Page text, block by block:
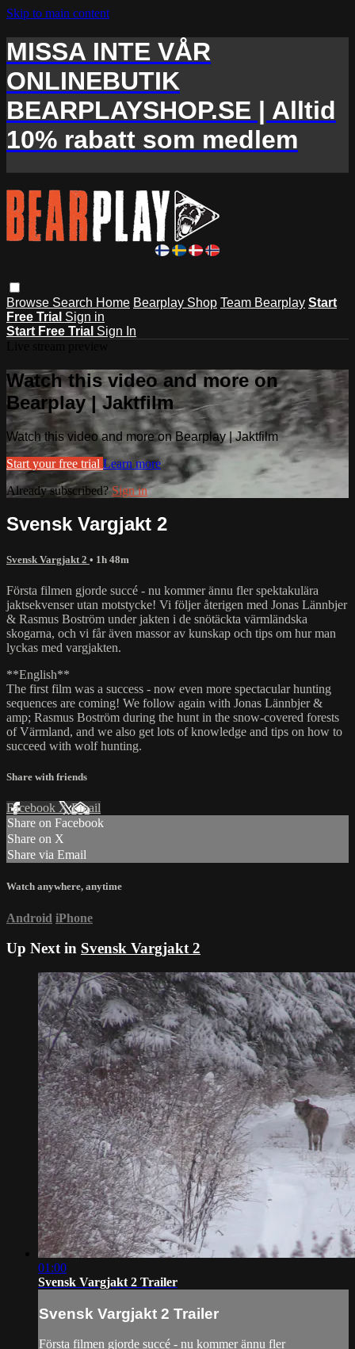
Skip to main content
MISSA INTE VÅR
ONLINEBUTIK
BEARPLAYSHOP.SE | Alltid
10% rabatt som medlem
Browse Search Home Bearplay Shop Team Bearplay Start
Free Trial Sign in
Start Free Trial Sign In
Watch this video and more on
Bearplay | Jaktfilm
Watch this video and more on Bearplay | Jaktfilm
Start your free trial Learn more
Already subscribed?Sign in
Svensk Vargjakt 2
Svensk Vargjakt 2 • 1h 48m
Första filmen gjorde succé - nu kommer ännu fler spektakulära
jaktsekvenser utan motstycke! Vi följer återigen med Jonas Lännbjer
& Rasmus Boström under jakten i de snötäckta värmländska
skogarna, och vi får även massor av kunskap och tips om hur man
lyckas med vargjakten.
**English**
The first film was a success - now even more spectacular hunting
sequences are coming! We follow again with Jonas Lännbjer &
amp; Rasmus Boström during the hunt in the snow-covered forests
of Värmland, and we also get lots of knowledge and tips on how to
succeed with wolf hunting.
Share with friends
Facebook XEmail
Share on Facebook
Share on X
Share via Email
Watch anywhere, anytime
Android iPhone
Up Next in Svensk Vargjakt 2
01:00
Svensk Vargjakt 2 Trailer
Svensk Vargjakt 2 Trailer
Första filmen gjorde succé - nu kommer ännu fler